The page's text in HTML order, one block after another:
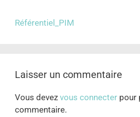
Référentiel_PIM
Laisser un commentaire
Vous devez vous connecter pour
commentaire.